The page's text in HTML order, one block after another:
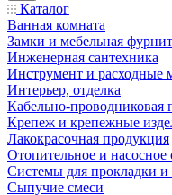
Каталог
Ванная комната
Замки и мебельная
Инженерная сантехника
Инструмент и расходные
Интерьер, отделка
Кабельно-проводниковая
Крепеж и крепежные
Лакокрасочная продукция
Отопительное и насосное
Системы для прокладки и
Сыпучие смеси